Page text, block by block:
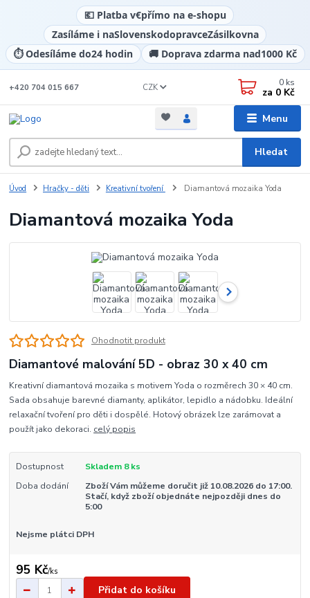
💶 Platba v€přímo na e-shopu
Zasíláme i naSlovenskodopravceZásilkovna
⏱️ Odesíláme do24 hodin 🚚 Doprava zdarma nad1000 Kč
Menu
CZK
Hledat
+420 704 015 667 0 ks
za 0 Kč
Úvod Hračky - děti Kreativní tvoření Diamantová mozaika Yoda
Diamantová mozaika Yoda
Ohodnotit produkt
Diamantové malování 5D - obraz 30 x 40 cm
Kreativní diamantová mozaika s motivem Yoda o rozměrech 30 × 40 cm.
Sada obsahuje barevné diamanty, aplikátor, lepidlo a nádobku. Ideální
relaxační tvoření pro děti i dospělé. Hotový obrázek lze zarámovat a
použít jako dekoraci. celý popis
Dostupnost
Skladem 8 ks
Doba dodání
Zboží Vám můžeme doručit již 10.08.2026 do 17:00.
Stačí, když zboží objednáte nejpozději dnes do
5:00
Nejsme plátci DPH
95 Kč/ks
Přidat do košíku